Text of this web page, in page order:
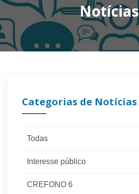
Notícias
Categorias de Notícias
Todas
Interesse público
CREFONO 6